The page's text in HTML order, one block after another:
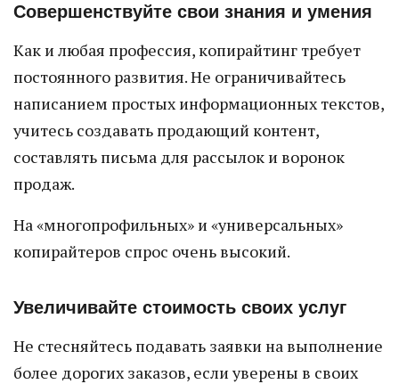
Совершенствуйте свои знания и умения
Как и любая профессия, копирайтинг требует
постоянного развития. Не ограничивайтесь
написанием простых информационных текстов,
учитесь создавать продающий контент,
составлять письма для рассылок и воронок
продаж.
На «многопрофильных» и «универсальных»
копирайтеров спрос очень высокий.
Увеличивайте стоимость своих услуг
Не стесняйтесь подавать заявки на выполнение
более дорогих заказов, если уверены в своих